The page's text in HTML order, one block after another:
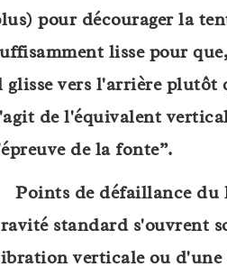
pour décourager la
lisse pour
glisse vers l'arrière plutôt
de l'équivalent
de la fonte”.
Points de défaillance du
standard s'ouvrent
verticale ou d'une